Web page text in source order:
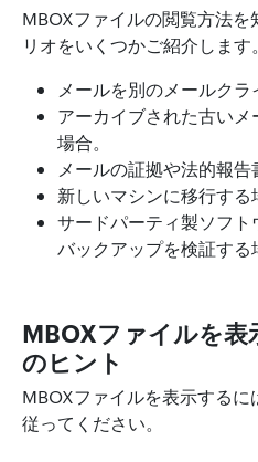
MBOXファイルの閲覧方法
リオをいくつかご紹介します。
メールを別のメールクラ
アーカイブされた古い
場合。
メールの証拠や法的報告
新しいマシンに移行する
サードパーティ製ソフ
バックアップを検証する
MBOXファイルを表
のヒント
MBOXファイルを表示する
従ってください。